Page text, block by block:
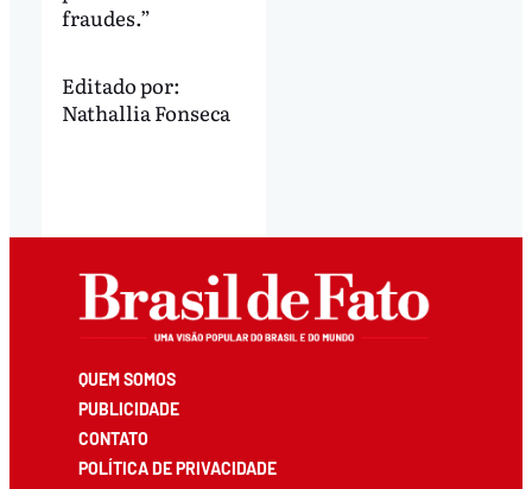
fraudes.”
Editado por:
Nathallia Fonseca
QUEM SOMOS
PUBLICIDADE
CONTATO
POLÍTICA DE PRIVACIDADE